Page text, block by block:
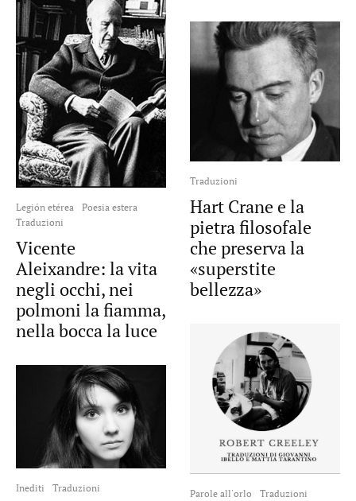
Legión etérea
Poesia estera
Traduzioni
Vicente
Aleixandre: la vita
negli occhi, nei
polmoni la fiamma,
nella bocca la luce
Inediti Traduzioni
Traduzioni
Hart Crane e la
pietra filosofale
che preserva la
«superstite
bellezza»
Parole all'orlo Traduzioni